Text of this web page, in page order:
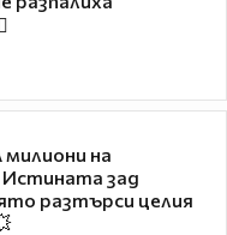
милиони на
Истината зад
разтърси целия